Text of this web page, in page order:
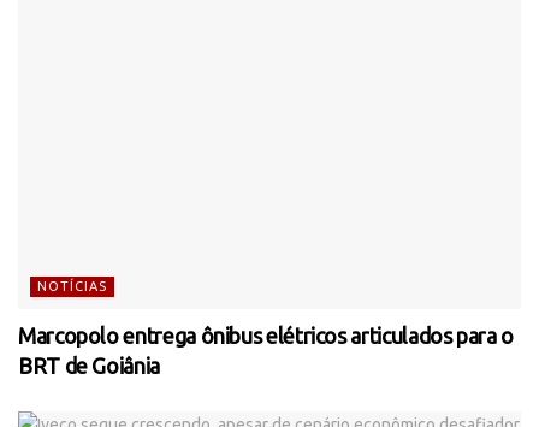
NOTÍCIAS
Marcopolo entrega ônibus elétricos articulados para o
BRT de Goiânia